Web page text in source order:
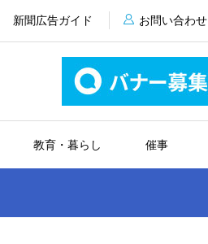
新聞広告ガイド お問い合わせ
教育・暮らし 催事